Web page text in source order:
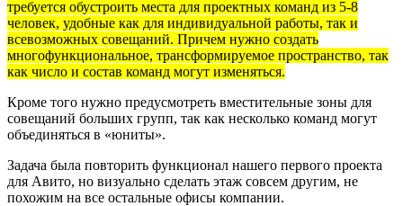
требуется обустроить места для проектных команд из 5-8
человек, удобные как для индивидуальной работы, так и
всевозможных совещаний. Причем нужно создать
многофункциональное, трансформируемое пространство, так
как число и состав команд могут изменяться.
Кроме того нужно предусмотреть вместительные зоны для
совещаний больших групп, так как несколько команд могут
объединяться в «юниты».
Задача была повторить функционал нашего первого проекта
для Авито, но визуально сделать этаж совсем другим, не
похожим на все остальные офисы компании.